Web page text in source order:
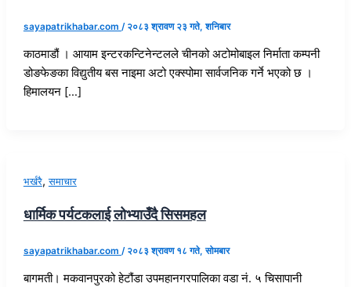
sayapatrikhabar.com / २०८३ श्रावण २३ गते, शनिबार
काठमाडौं । आयाम इन्टरकन्टिनेन्टलले चीनको अटोमोबाइल निर्माता कम्पनी
डोङफेङका विद्युतीय बस नाइमा अटो एक्स्पोमा सार्वजनिक गर्ने भएको छ ।
हिमालयन […]
भर्खरै,समाचार
धार्मिक पर्यटकलाई लोभ्याउँदै सिसमहल
sayapatrikhabar.com / २०८३ श्रावण १८ गते, सोमबार
बागमती। मकवानपुरको हेटौंडा उपमहानगरपालिका वडा नं. ५ चिसापानी